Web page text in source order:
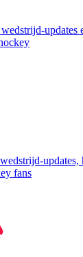
updates
fans